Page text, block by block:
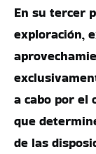
En su tercer
exploración,
a cabo por el
que
de las